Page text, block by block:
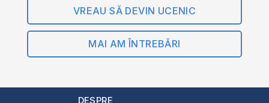
VREAU SĂ DEVIN UCENIC
MAI AM ÎNTREBĂRI
DESPRE